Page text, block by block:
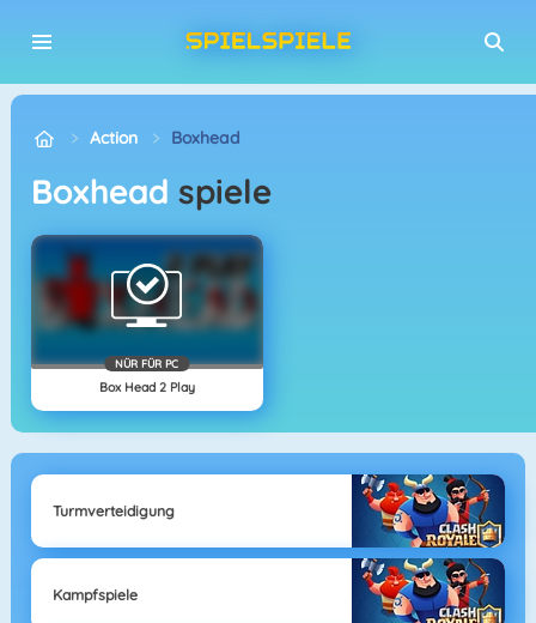
Action Boxhead
Boxheadspiele
NÜR FÜR PC
Box Head 2 Play
Turmverteidigung
Kampfspiele